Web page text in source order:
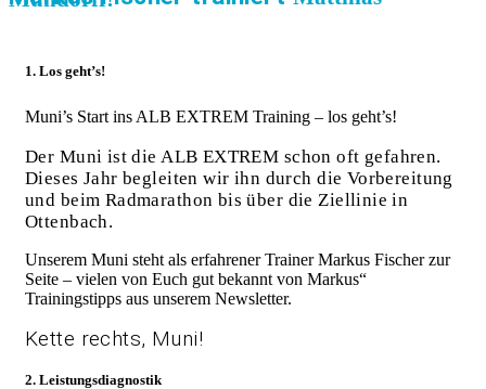
1. Los geht’s!
Muni’s Start ins ALB EXTREM Training – los geht’s!
Der Muni ist die ALB EXTREM schon oft gefahren.
Dieses Jahr begleiten wir ihn durch die Vorbereitung
und beim Radmarathon bis über die Ziellinie in
Ottenbach.
Unserem Muni steht als erfahrener Trainer Markus Fischer zur
Seite – vielen von Euch gut bekannt von Markus“
Trainingstipps aus unserem Newsletter.
Kette rechts, Muni!
2. Leistungsdiagnostik